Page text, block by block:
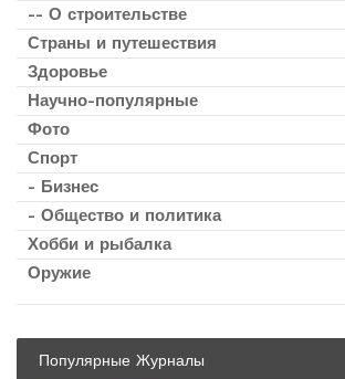
-- О строительстве
Страны и путешествия
Здоровье
Научно-популярные
Фото
Спорт
- Бизнес
- Общество и политика
Хобби и рыбалка
Оружие
Популярные Журналы